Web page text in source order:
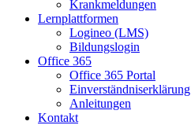
Krankmeldungen
Lernplattformen
Logineo (LMS)
Bildungslogin
Office 365
Office 365 Portal
Einverständniserklärung
Anleitungen
Kontakt